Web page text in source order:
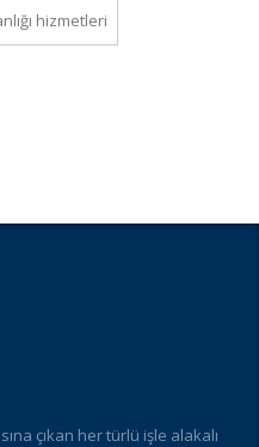
hizmetleri
çıkan her türlü işle alakalı